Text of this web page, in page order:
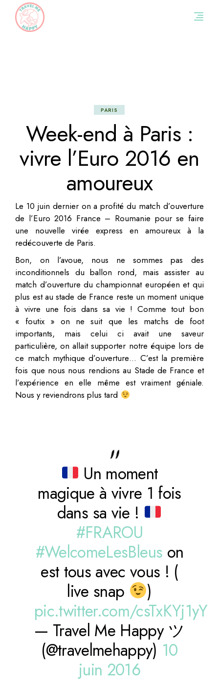
content
PARIS
Week-end à Paris :
vivre l’Euro 2016 en
amoureux
Le 10 juin dernier on a profité du match d’ouverture
de l’Euro 2016 France – Roumanie pour se faire
une nouvelle virée express en amoureux à la
redécouverte de Paris.
Bon, on l’avoue, nous ne sommes pas des
inconditionnels du ballon rond, mais assister au
match d’ouverture du championnat européen et qui
plus est au stade de France reste un moment unique
à vivre une fois dans sa vie ! Comme tout bon
« foutix » on ne suit que les matchs de foot
importants, mais celui ci avait une saveur
particulière, on allait supporter notre équipe lors de
ce match mythique d’ouverture… C’est la première
fois que nous nous rendions au Stade de France et
l’expérience en elle même est vraiment géniale.
Nous y reviendrons plus tard
Un moment
magique à vivre 1 fois
dans sa vie !
#FRAROU
#WelcomeLesBleus on
est tous avec vous ! (
live snap
)
pic.twitter.com/csTxKYj1yY
— Travel Me Happy ツ
(@travelmehappy) 10
juin 2016